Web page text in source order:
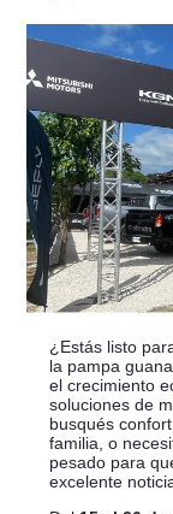
¿Estás listo
la pampa
el crecimiento
soluciones de
busqués
familia, o
pesado para
excelente